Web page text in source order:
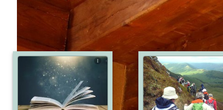
poster un commentaires